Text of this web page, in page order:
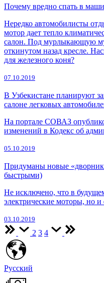
Почему вредно спать в
Нередко автомобилисты
мотор дает тепло
салон. Под мурлыкающую
откинутом назад кресле.
для железного коня?
07.10.2019
В Узбекистане планируют
салоне легковых
На портале СОВАЗ
изменений в Кодекс об
05.10.2019
Придуманы новые
быстрыми)
Не исключено, что в
электрические моторы, но
03.10.2019
2 3 4
Русский